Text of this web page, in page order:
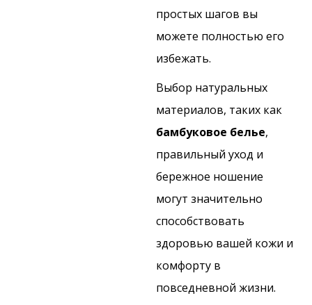
простых шагов вы
можете полностью его
избежать.
Выбор натуральных
материалов, таких как
бамбуковое белье,
правильный уход и
бережное ношение
могут значительно
способствовать
здоровью вашей кожи и
комфорту в
повседневной жизни.